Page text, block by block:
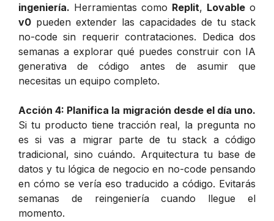
ingeniería. Herramientas como Replit, Lovable o
v0 pueden extender las capacidades de tu stack
no-code sin requerir contrataciones. Dedica dos
semanas a explorar qué puedes construir con IA
generativa de código antes de asumir que
necesitas un equipo completo.
Acción 4: Planifica la migración desde el día uno.
Si tu producto tiene tracción real, la pregunta no
es si vas a migrar parte de tu stack a código
tradicional, sino cuándo. Arquitectura tu base de
datos y tu lógica de negocio en no-code pensando
en cómo se vería eso traducido a código. Evitarás
semanas de reingeniería cuando llegue el
momento.